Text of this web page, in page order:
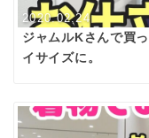
2020.02.24
ジャムルKさんで買
イサイズに。